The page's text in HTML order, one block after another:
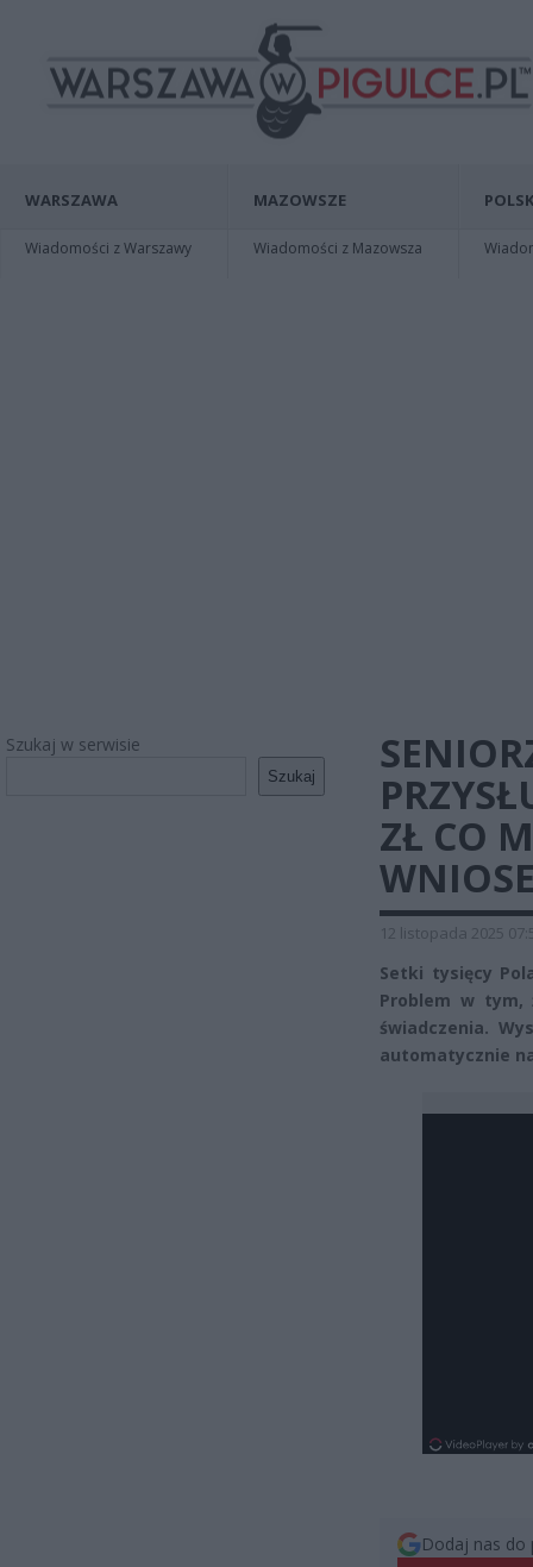
WARSZAWA
Wiadomości z Warszawy
MAZOWSZE
Wiadomości z Mazowsza
Szukaj w serwisie
Szukaj
ZŁ CO
12 listopada 2025
Setki tysięcy
Problem w
świadczenia.
automatycznie
Dodaj nas do